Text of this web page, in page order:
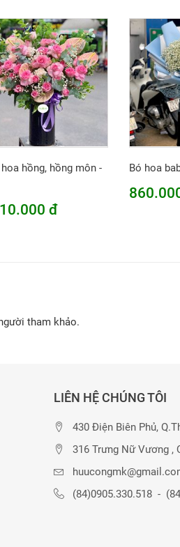
hoa hồng, hồng môn -
đ
Bó hoa
tham khảo.
LIÊN HỆ CHÚNG TÔI
430 Điện Biên Phủ,
316 Trưng Nữ Vương ,
(84)0905.330.518 -